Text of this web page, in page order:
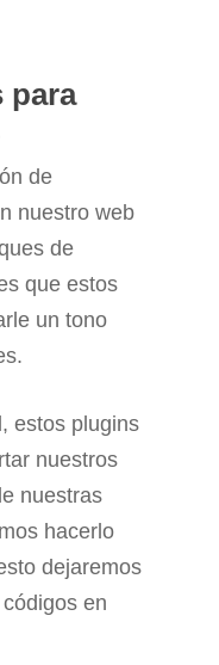
para
de
nuestro web
de
que estos
un tono
estos plugins
nuestros
nuestras
hacerlo
dejaremos
en